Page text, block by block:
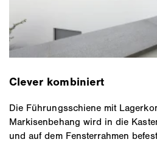
Clever kombiniert
Die Führungsschiene mit
Markisenbehang wird in die
und auf dem Fensterrahmen